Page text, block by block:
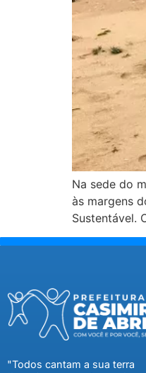
Na sede do
às margens
Sustentável.
"Todos cantam a sua terra